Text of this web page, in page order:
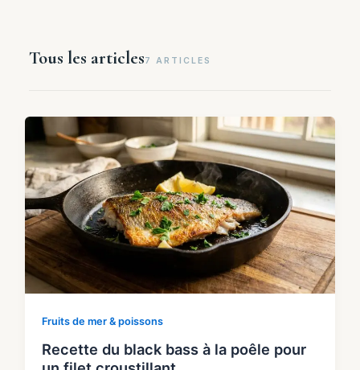
Tous les articles7 ARTICLES
Fruits de mer & poissons
Recette du black bass à la poêle pour